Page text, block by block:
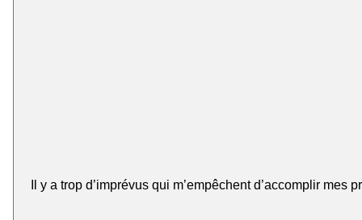
Il y a trop d’imprévus qui m’empêchent d’accomplir mes